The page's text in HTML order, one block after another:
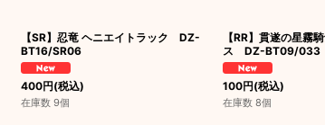
【SR】忍竜 ヘニエイトラック DZ-
BT16/SR06
400円(税込)
在庫数 9個
【RR】貫遂の星霧
ス DZ-BT09/033
100円(税込)
在庫数 8個